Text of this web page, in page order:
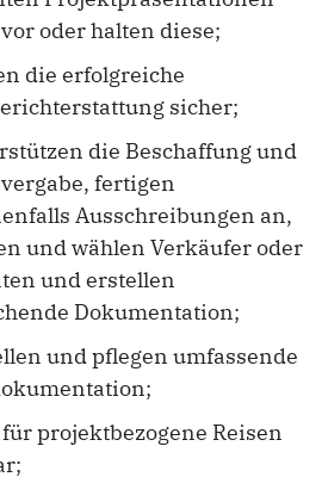
oder halten diese;
die erfolgreiche
sicher;
die Beschaffung und
fertigen
Ausschreibungen an,
und wählen Verkäufer oder
und erstellen
Dokumentation;
und pflegen umfassende
projektbezogene Reisen